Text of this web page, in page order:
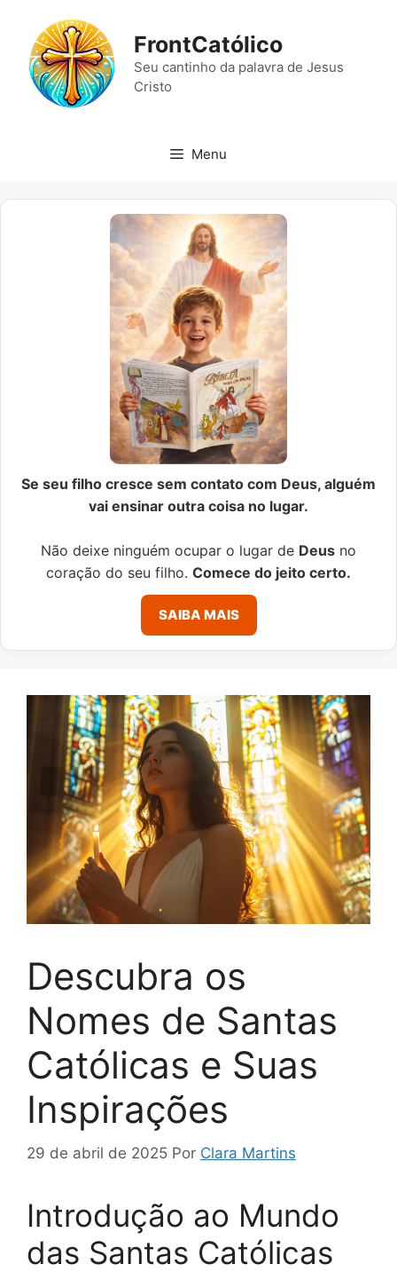
conteúdo
FrontCatólico
Seu cantinho da palavra de Jesus
Cristo
Menu
Se seu filho cresce sem contato com Deus, alguém
vai ensinar outra coisa no lugar.
Não deixe ninguém ocupar o lugar de Deus no
coração do seu filho. Comece do jeito certo.
SAIBA MAIS
Descubra os
Nomes de Santas
Católicas e Suas
Inspirações
29 de abril de 2025 Por Clara Martins
Introdução ao Mundo
das Santas Católicas